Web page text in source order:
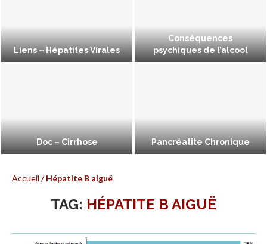
Liens – Hépatites Virales
Conséquences
psychiques de l’alcool
Doc – Cirrhose Pancréatite Chronique
Accueil /Hépatite B aiguë
TAG: HÉPATITE B AIGUË